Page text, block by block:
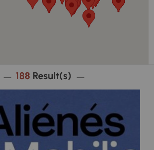
188 Result(s)